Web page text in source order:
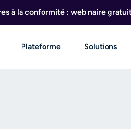
à la conformité : webinaire
Plateforme Solutions